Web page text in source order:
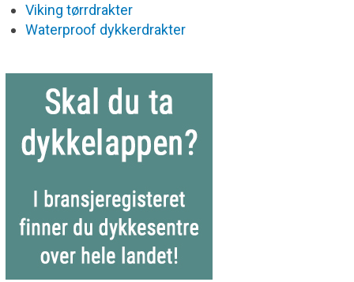
Viking tørrdrakter
Waterproof dykkerdrakter